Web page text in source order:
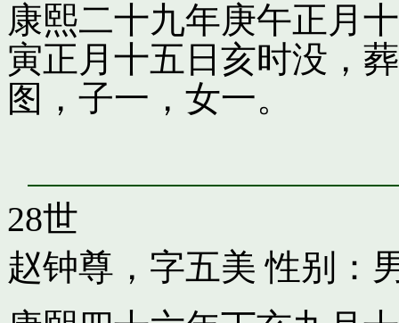
康熙二十九年庚午正月
寅正月十五日亥时没，
图，子一，女一。
28世
赵钟尊，字五美 性别：